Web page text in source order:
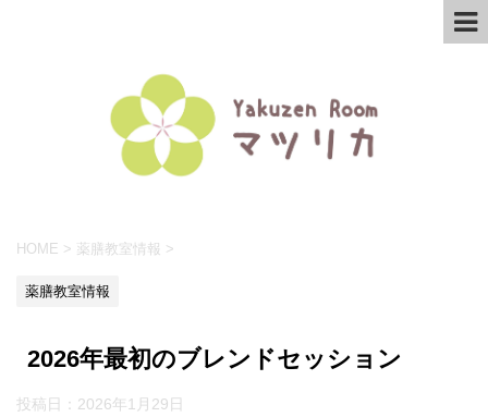
HOME > 薬膳教室情報 >
薬膳教室情報
2026年最初のブレンドセッション
投稿日： 2026年1月29日